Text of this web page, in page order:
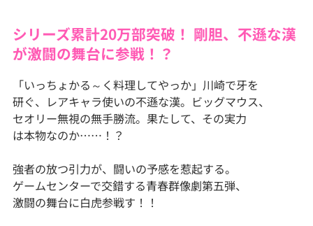
シリーズ累計20万部突破！ 剛胆、不遜な漢
が激闘の舞台に参戦！？
「いっちょかる～く料理してやっか」川崎で牙を
研ぐ、レアキャラ使いの不遜な漢。ビッグマウス、
セオリー無視の無手勝流。果たして、その実力
は本物なのか……！？
強者の放つ引力が、闘いの予感を惹起する。
ゲームセンターで交錯する青春群像劇第五弾、
激闘の舞台に白虎参戦す！！